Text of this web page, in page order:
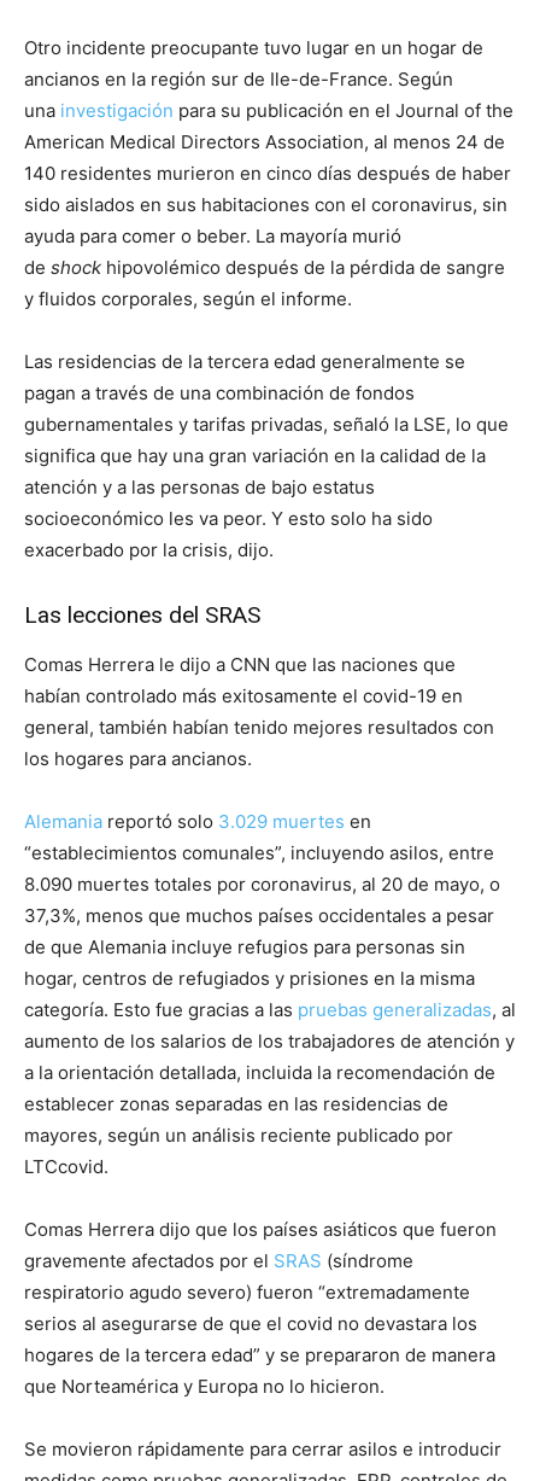
Otro incidente preocupante tuvo lugar en un hogar de
ancianos en la región sur de Ile-de-France. Según
una investigación para su publicación en el Journal of the
American Medical Directors Association, al menos 24 de
140 residentes murieron en cinco días después de haber
sido aislados en sus habitaciones con el coronavirus, sin
ayuda para comer o beber. La mayoría murió
de shock hipovolémico después de la pérdida de sangre
y fluidos corporales, según el informe.
Las residencias de la tercera edad generalmente se
pagan a través de una combinación de fondos
gubernamentales y tarifas privadas, señaló la LSE, lo que
significa que hay una gran variación en la calidad de la
atención y a las personas de bajo estatus
socioeconómico les va peor. Y esto solo ha sido
exacerbado por la crisis, dijo.
Las lecciones del SRAS
Comas Herrera le dijo a CNN que las naciones que
habían controlado más exitosamente el covid-19 en
general, también habían tenido mejores resultados con
los hogares para ancianos.
Alemania reportó solo 3.029 muertes en
“establecimientos comunales”, incluyendo asilos, entre
8.090 muertes totales por coronavirus, al 20 de mayo, o
37,3%, menos que muchos países occidentales a pesar
de que Alemania incluye refugios para personas sin
hogar, centros de refugiados y prisiones en la misma
categoría. Esto fue gracias a las pruebas generalizadas, al
aumento de los salarios de los trabajadores de atención y
a la orientación detallada, incluida la recomendación de
establecer zonas separadas en las residencias de
mayores, según un análisis reciente publicado por
LTCcovid.
Comas Herrera dijo que los países asiáticos que fueron
gravemente afectados por el SRAS (síndrome
respiratorio agudo severo) fueron “extremadamente
serios al asegurarse de que el covid no devastara los
hogares de la tercera edad” y se prepararon de manera
que Norteamérica y Europa no lo hicieron.
Se movieron rápidamente para cerrar asilos e introducir